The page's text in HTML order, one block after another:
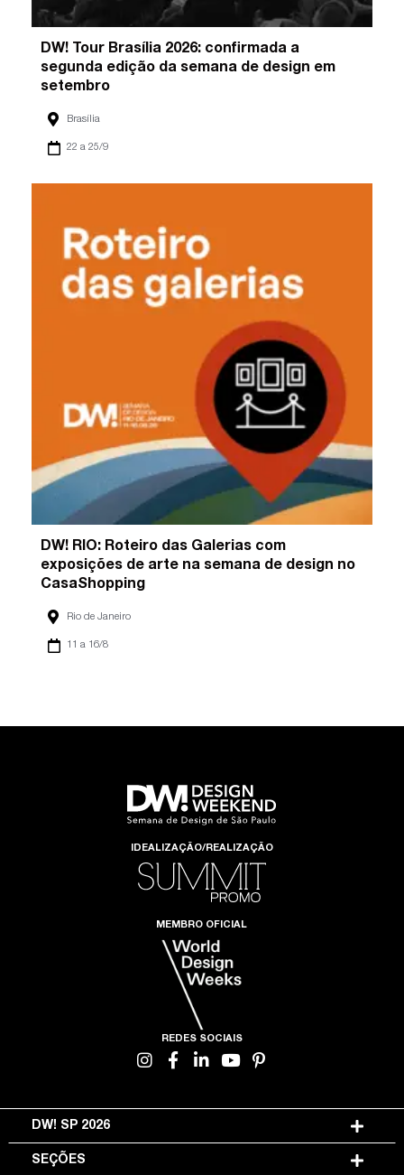
DW! Tour Brasília 2026: confirmada a
segunda edição da semana de design em
setembro
Brasília
22 a 25/9
DW! RIO: Roteiro das Galerias com
exposições de arte na semana de design no
CasaShopping
Rio de Janeiro
11 a 16/8
IDEALIZAÇÃO/REALIZAÇÃO
MEMBRO OFICIAL
REDES SOCIAIS
DW! SP 2026
SEÇÕES